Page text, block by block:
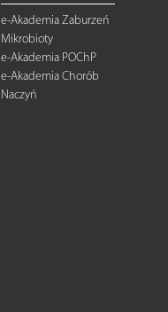
e-Akademia Zaburzeń
Mikrobioty
e-Akademia POChP
e-Akademia Chorób
Naczyń